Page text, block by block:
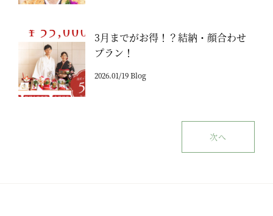
3月までがお得！？結納・顔合わせ
プラン！
2026.01/19 Blog
次へ